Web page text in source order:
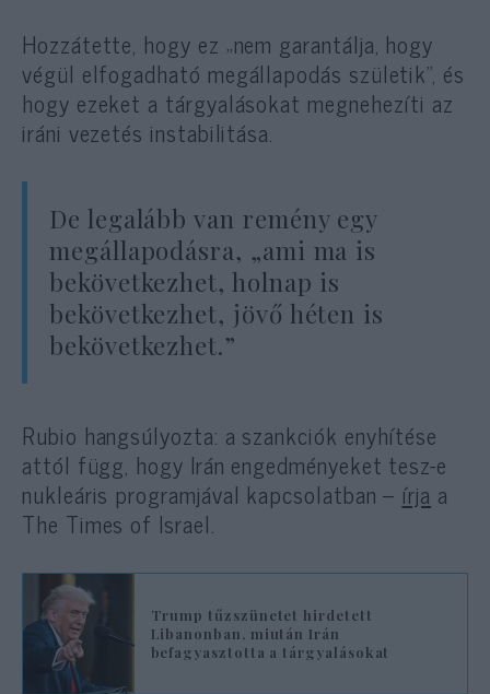
Hozzátette, hogy ez „nem garantálja, hogy
végül elfogadható megállapodás születik”, és
hogy ezeket a tárgyalásokat megnehezíti az
iráni vezetés instabilitása.
De legalább van remény egy
megállapodásra, „ami ma is
bekövetkezhet, holnap is
bekövetkezhet, jövő héten is
bekövetkezhet.”
Rubio hangsúlyozta: a szankciók enyhítése
attól függ, hogy Irán engedményeket tesz-e
nukleáris programjával kapcsolatban – írja a
The Times of Israel.
Trump tűzszünetet hirdetett
Libanonban, miután Irán
befagyasztotta a tárgyalásokat